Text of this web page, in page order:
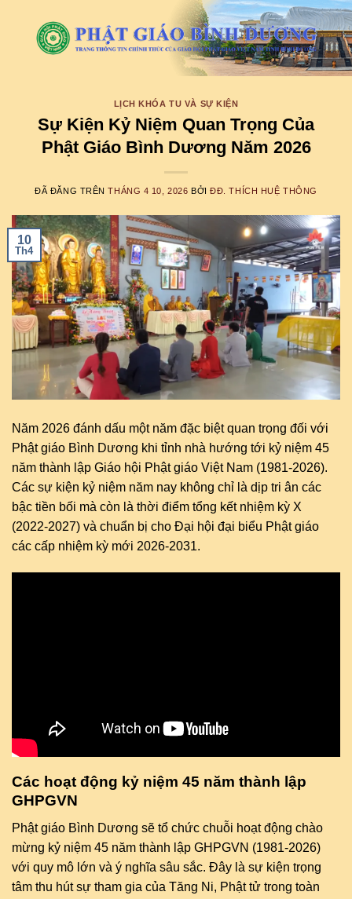
LỊCH KHÓA TU VÀ SỰ KIỆN
Sự Kiện Kỷ Niệm Quan Trọng Của
Phật Giáo Bình Dương Năm 2026
ĐÃ ĐĂNG TRÊNTHÁNG 4 10, 2026 BỞIĐĐ. THÍCH HUỆ THÔNG
10
Th4
Năm 2026 đánh dấu một năm đặc biệt quan trọng đối với
Phật giáo Bình Dương khi tỉnh nhà hướng tới kỷ niệm 45
năm thành lập Giáo hội Phật giáo Việt Nam (1981-2026).
Các sự kiện kỷ niệm năm nay không chỉ là dịp tri ân các
bậc tiền bối mà còn là thời điểm tổng kết nhiệm kỳ X
(2022-2027) và chuẩn bị cho Đại hội đại biểu Phật giáo
các cấp nhiệm kỳ mới 2026-2031.
Các hoạt động kỷ niệm 45 năm thành lập
GHPGVN
Phật giáo Bình Dương sẽ tổ chức chuỗi hoạt động chào
mừng kỷ niệm 45 năm thành lập GHPGVN (1981-2026)
với quy mô lớn và ý nghĩa sâu sắc. Đây là sự kiện trọng
tâm thu hút sự tham gia của Tăng Ni, Phật tử trong toàn